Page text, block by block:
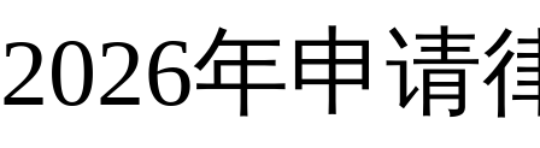
2026年申请